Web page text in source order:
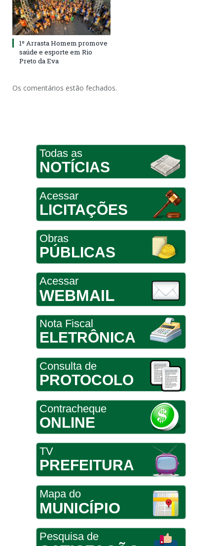
1º Arrasta Homem promove
saúde e esporte em Rio
Preto da Eva
Os comentários estão fechados.
Todas as
NOTÍCIAS
Acessar
LICITAÇÕES
Obras
PÚBLICAS
Acessar
WEBMAIL
Nota Fiscal
ELETRÔNICA
Consulta de
PROTOCOLO
Contracheque
ONLINE
TV
PREFEITURA
Mapa do
MUNICÍPIO
Pesquisa de